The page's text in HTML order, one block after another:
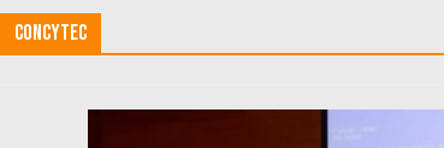
CONCyTEC